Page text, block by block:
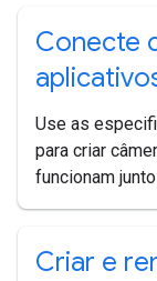
Conecte
Use as
para criar
funcionam
Criar e